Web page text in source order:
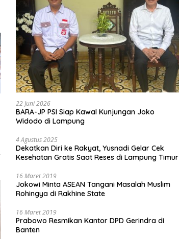
22 Juni 2026
BARA-JP PSI Siap Kawal Kunjungan Joko
Widodo di Lampung
4 Agustus 2025
Dekatkan Diri ke Rakyat, Yusnadi Gelar Cek
Kesehatan Gratis Saat Reses di Lampung Timur
16 Maret 2019
Jokowi Minta ASEAN Tangani Masalah Muslim
Rohingya di Rakhine State
16 Maret 2019
Prabowo Resmikan Kantor DPD Gerindra di
Banten